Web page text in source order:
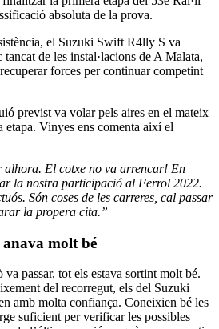
absoluta de la prova.
el Suzuki Swift R4lly S va
de les instal·lacions de A Malata,
forces per continuar competint
previst va volar pels aires en el mateix
etapa. Vinyes ens comenta així el
alhora. El cotxe no va arrencar! En
la nostra participació al Ferrol 2022.
Són coses de les carreres, cal passar
la propera cita.”
anava molt bé
passar, tot els estava sortint molt bé.
del recorregut, els del Suzuki
amb molta confiança. Coneixien bé les
suficient per verificar les possibles